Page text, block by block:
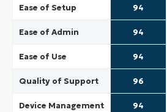
Ease of Setup 94
Ease of Admin 94
Ease of Use 94
Quality of Support 96
Device Management 94